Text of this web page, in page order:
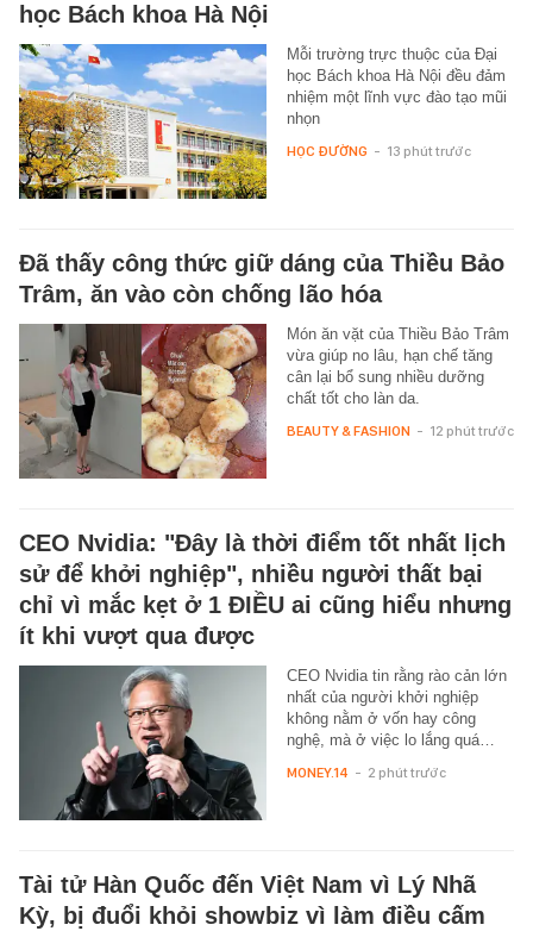
học Bách khoa Hà Nội
Mỗi trường trực thuộc của Đại
học Bách khoa Hà Nội đều đảm
nhiệm một lĩnh vực đào tạo mũi
nhọn
HỌC ĐƯỜNG - 13 phút trước
Đã thấy công thức giữ dáng của Thiều Bảo
Trâm, ăn vào còn chống lão hóa
Món ăn vặt của Thiều Bảo Trâm
vừa giúp no lâu, hạn chế tăng
cân lại bổ sung nhiều dưỡng
chất tốt cho làn da.
BEAUTY & FASHION - 12 phút trước
CEO Nvidia: "Đây là thời điểm tốt nhất lịch
sử để khởi nghiệp", nhiều người thất bại
chỉ vì mắc kẹt ở 1 ĐIỀU ai cũng hiểu nhưng
ít khi vượt qua được
CEO Nvidia tin rằng rào cản lớn
nhất của người khởi nghiệp
không nằm ở vốn hay công
nghệ, mà ở việc lo lắng quá…
MONEY.14 - 2 phút trước
Tài tử Hàn Quốc đến Việt Nam vì Lý Nhã
Kỳ, bị đuổi khỏi showbiz vì làm điều cấm